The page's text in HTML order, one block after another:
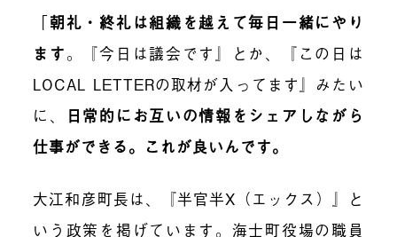
「朝礼・終礼は組織を越えて毎日一緒にやり
ます。『今日は議会です』とか、『この日は
LOCAL LETTERの取材が入ってます』みたい
に、
日常的にお互いの情報をシェアしながら
仕事ができる。これが良いんです。
大江和彦町長は、『半官半X（エックス）』と
いう政策を掲げています。海士町役場の職員